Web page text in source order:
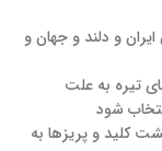
و دلند و جهان و
تیره به علت
شود
کلید و پریزها به